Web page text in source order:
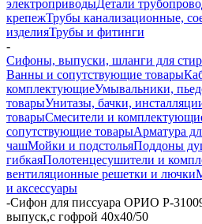
электроприводыДетали
крепежТрубы канализационные,
изделияТрубы и фитинги
-
Сифоны, выпуски, шланги для
Ванны и сопутствующие товары
комплектующиеУмывальники,
товарыУнитазы, бачки,
товарыСмесители и
сопутствующие товарыАрматура
чашМойки и подстольяПоддоны
гибкаяПолотенцесушители и
вентиляционные решетки и лючки
и аксессуары
-Сифон для писсуара ОРИО P-
выпуск,с гофрой 40х40/50